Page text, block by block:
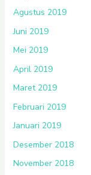
Agustus 2019
Juni 2019
Mei 2019
April 2019
Maret 2019
Februari 2019
Januari 2019
Desember 2018
November 2018